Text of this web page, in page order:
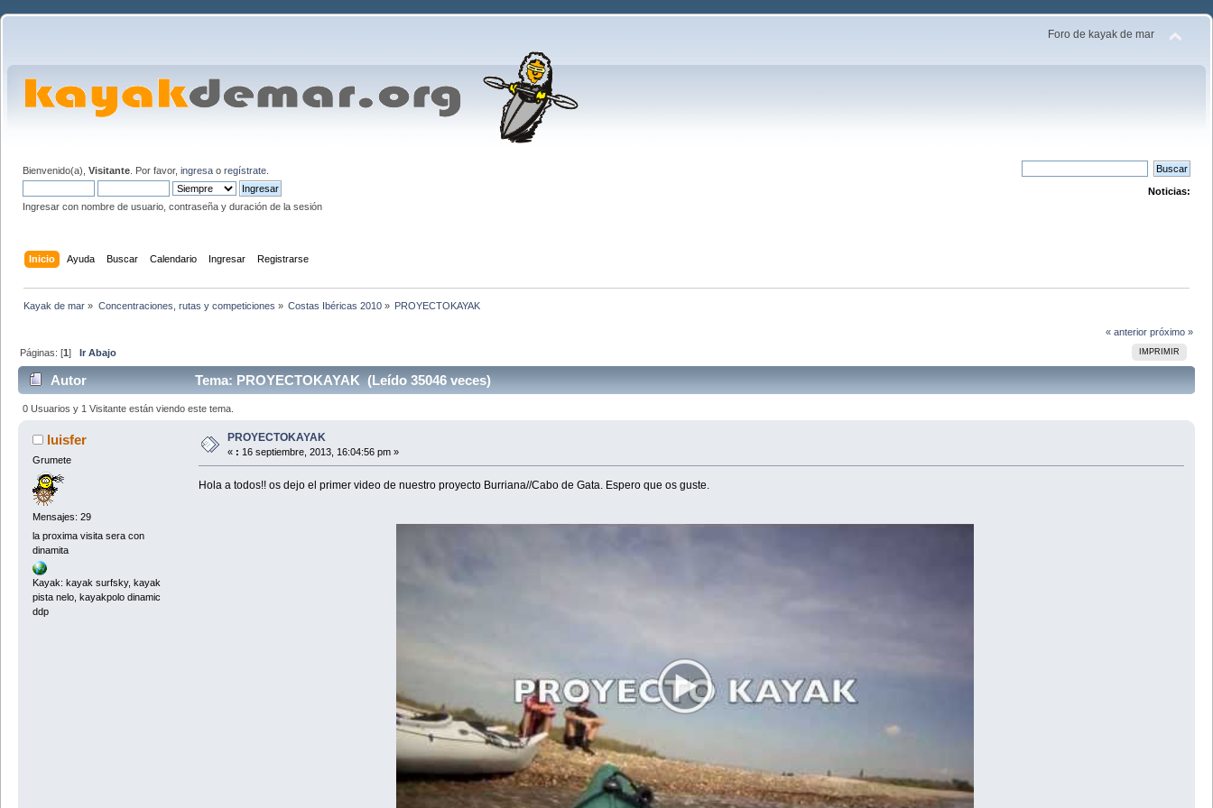
Foro de kayak de mar
Bienvenido(a), Visitante . Por favor, ingresa o regístrate
Ingresar con nombre de usuario, contraseña y duración de la sesión
Noticias:
Inicio Ayuda Buscar Calendario Ingresar Registrarse
Kayak de mar » Concentraciones, rutas y competiciones » Costas Ibéricas 2010» PROYECTOKAYAK
« anterior próximo »
IMPRIMIR
Páginas: [1]Ir Abajo
Autor Tema: PROYECTOKAYAK (Leído 35046 veces)
0 Usuarios y 1 Visitante están viendo este tema.
luisfer
Grumete
Mensajes: 29
la proxima visita sera con
dinamita
Kayak: kayak surfsky, kayak
pista nelo, kayakpolo dinamic
ddp
PROYECTOKAYAK
« : 16 septiembre, 2013, 16:04:56 pm »
Hola a todos!! os dejo el primer video de nuestro proyecto Burriana//Cabo de Gata. Espero que os guste.